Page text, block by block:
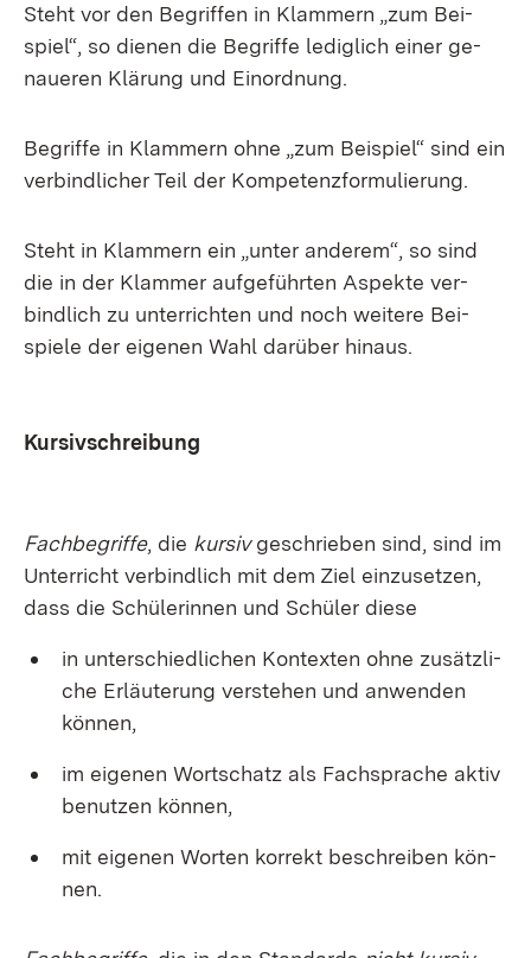
Steht vor den Be­grif­fen in Klam­mern „zum Bei­
spiel“, so die­nen die Be­grif­fe le­dig­lich ei­ner ge­
naue­ren Klä­rung und Ein­ord­nung.
Be­grif­fe in Klam­mern oh­ne „zum Bei­spiel“ sind ein
ver­bind­li­cher Teil der Kom­pe­tenz­for­mu­lie­rung.
Steht in Klam­mern ein „un­ter an­de­rem“, so sind
die in der Klam­mer auf­ge­führ­ten As­pek­te ver­
bind­lich zu un­ter­rich­ten und noch wei­te­re Bei­
spie­le der ei­ge­nen Wahl dar­über hin­aus.
Kur­siv­schrei­bung
Fach­be­grif­fe, die kur­sivge­schrie­ben sind, sind im
Un­ter­richt ver­bind­lich mit dem Ziel ein­zu­set­zen,
dass die Schü­le­rin­nen und Schü­ler die­se
in un­ter­schied­li­chen Kon­tex­ten oh­ne zu­sätz­li­
che Er­läu­te­rung ver­ste­hen und an­wen­den
kön­nen,
im ei­ge­nen Wort­schatz als Fach­spra­che ak­tiv
be­nut­zen kön­nen,
mit ei­ge­nen Wor­ten kor­rekt be­schrei­ben kön­
nen.